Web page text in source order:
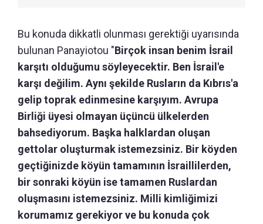
Bu konuda dikkatli olunması gerektiği uyarısında
bulunan Panayiotou "Birçok insan benim İsrail
karşıtı olduğumu söyleyecektir. Ben İsrail'e
karşı değilim. Aynı şekilde Rusların da Kıbrıs'a
gelip toprak edinmesine karşıyım. Avrupa
Birliği üyesi olmayan üçüncü ülkelerden
bahsediyorum. Başka halklardan oluşan
gettolar oluşturmak istemezsiniz. Bir köyden
geçtiğinizde köyün tamamının İsraillilerden,
bir sonraki köyün ise tamamen Ruslardan
oluşmasını istemezsiniz. Milli kimliğimizi
korumamız gerekiyor ve bu konuda çok